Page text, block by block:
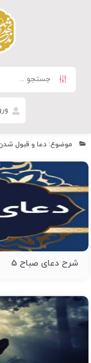
ورود
موضوع: دعا و قبول شدن
شرح دعای صباح 5